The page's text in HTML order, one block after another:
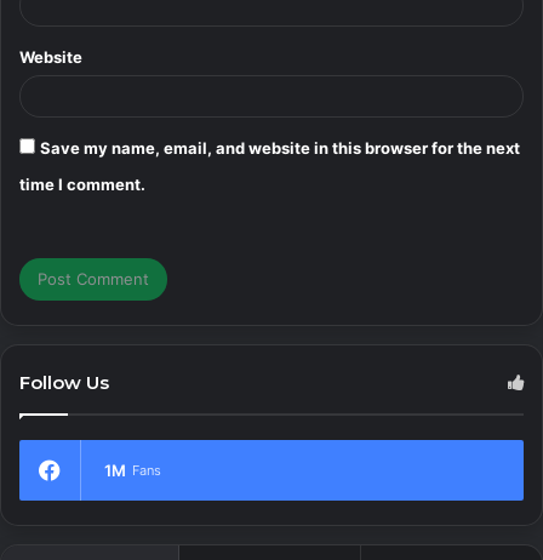
Website
Save my name, email, and website in this browser for the next
time I comment.
Follow Us
1M Fans